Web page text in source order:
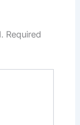
Required